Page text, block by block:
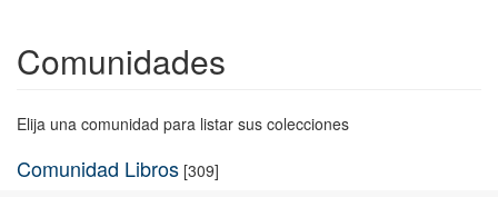
Comunidades
Elija una comunidad para listar sus colecciones
Comunidad Libros [309]